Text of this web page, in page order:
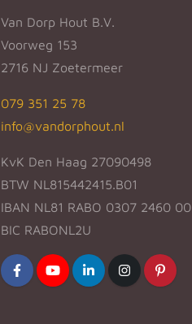
Van Dorp Hout B.V.
Voorweg 153
2716 NJ Zoetermeer
079 351 25 78
info@vandorphout.nl
KvK Den Haag 27090498
BTW NL815442415.B01
IBAN NL81 RABO 0307 2460 00
BIC RABONL2U